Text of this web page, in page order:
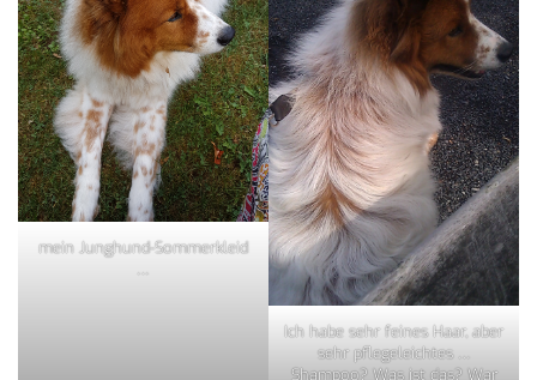
mein Junghund-Sommerkleid
…
Ich habe sehr feines Haar, aber
sehr pflegeleichtes …
Shampoo? Was ist das? War